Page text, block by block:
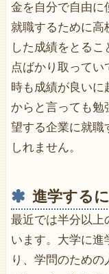
金を自分で自由に
就職するために高
した成績をとる
点ばかり取ってい
時も成績が良いに
からと言っても勉
望する企業に就職
しれません。
進学する
最近では半分以上
います。大学に進
り、学問のため